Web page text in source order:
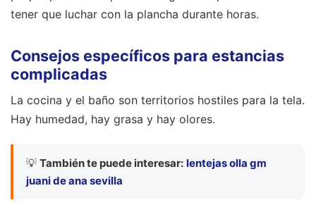
tener que luchar con la plancha durante horas.
Consejos específicos para estancias
complicadas
La cocina y el baño son territorios hostiles para la tela.
Hay humedad, hay grasa y hay olores.
💡 También te puede interesar: lentejas olla gm
juani de ana sevilla